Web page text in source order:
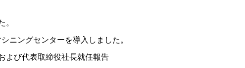
ニングセンターを導入しました。
よび代表取締役社長就任報告